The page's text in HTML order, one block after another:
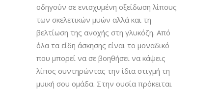
οδηγούν σε ενισχυμένη οξείδωση λίπους
των σκελετικών μυών αλλά και τη
βελτίωση της ανοχής στη γλυκόζη. Από
όλα τα είδη άσκησης είναι το μοναδικό
που μπορεί να σε βοηθήσει να κάψεις
λίπος συντηρώντας την ίδια στιγμή τη
μυική σου ομάδα. Στην ουσία πρόκειται